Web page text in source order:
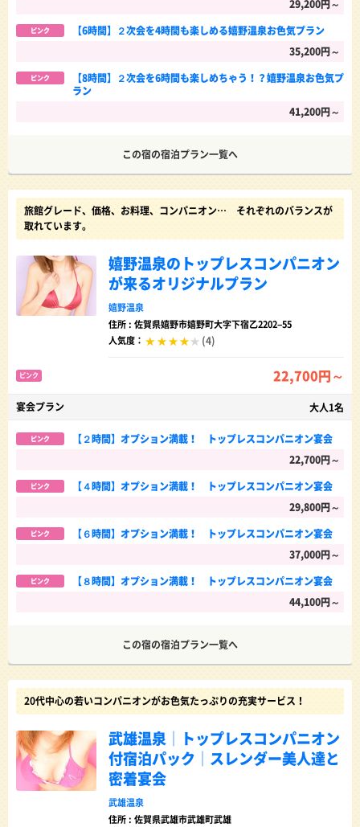
29,200円～
ピンク
【6時間】２次会を4時間も楽しめる嬉野温泉お色気プラン
35,200円～
ピンク
【8時間】２次会を6時間も楽しめちゃう！？嬉野温泉お色気プ
ラン
41,200円～
この宿の宿泊プラン一覧へ
旅館グレード、価格、お料理、コンパニオン… それぞれのバランスが
取れています。
嬉野温泉のトップレスコンパニオン
が来るオリジナルプラン
嬉野温泉
住所 : 佐賀県嬉野市嬉野町大字下宿乙2202−55
人気度：
(4)
ピンク 22,700円～
宴会プラン 大人1名
ピンク
【２時間】オプション満載！ トップレスコンパニオン宴会
22,700円～
ピンク
【４時間】オプション満載！ トップレスコンパニオン宴会
29,800円～
ピンク
【６時間】オプション満載！ トップレスコンパニオン宴会
37,000円～
ピンク
【８時間】オプション満載！ トップレスコンパニオン宴会
44,100円～
この宿の宿泊プラン一覧へ
20代中心の若いコンパニオンがお色気たっぷりの充実サービス！
武雄温泉│トップレスコンパニオン
付宿泊パック│スレンダー美人達と
密着宴会
武雄温泉
住所 : 佐賀県武雄市武雄町武雄